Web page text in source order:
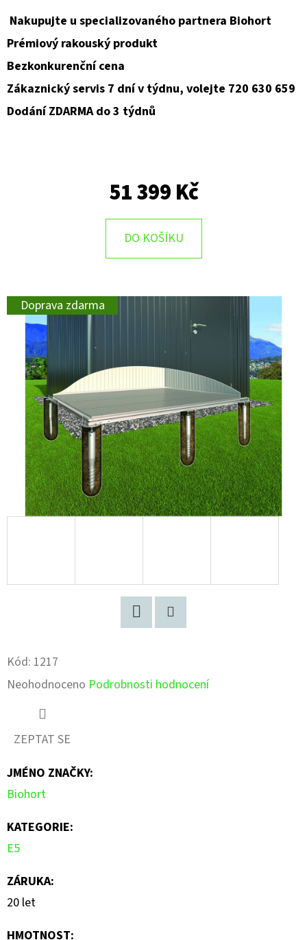
Nakupujte u specializovaného partnera Biohort
Prémiový rakouský produkt
Bezkonkurenční cena
Zákaznický servis 7 dní v týdnu, volejte 720 630 659
Dodání ZDARMA do 3 týdnů
51 399 Kč
DO KOŠÍKU
Doprava zdarma
Kód: 1217
Průměrné
hodnocení
0,0
z
5
hvězdiček.
Neohodnoceno Podrobnosti hodnocení
ZEPTAT SE
JMÉNO ZNAČKY:
Biohort
KATEGORIE:
E5
ZÁRUKA:
20 let
HMOTNOST: